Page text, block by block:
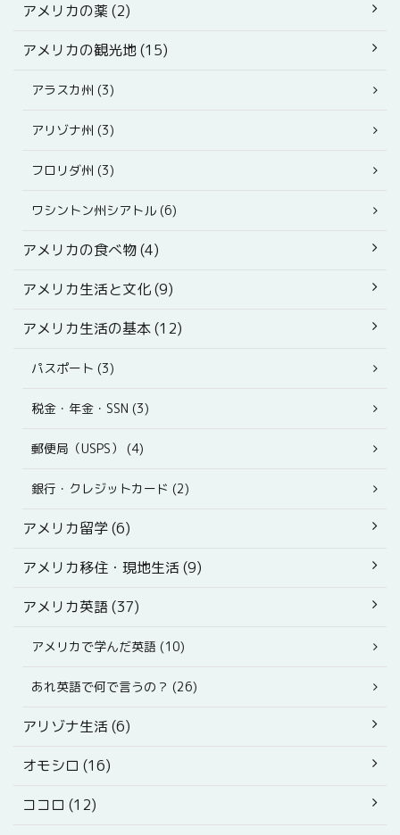
アメリカの薬 (2)
アメリカの観光地 (15)
アラスカ州 (3)
アリゾナ州 (3)
フロリダ州 (3)
ワシントン州シアトル (6)
アメリカの食べ物 (4)
アメリカ生活と文化 (9)
アメリカ生活の基本 (12)
パスポート (3)
税金・年金・SSN (3)
郵便局（USPS） (4)
銀行・クレジットカード (2)
アメリカ留学 (6)
アメリカ移住・現地生活 (9)
アメリカ英語 (37)
アメリカで学んだ英語 (10)
あれ英語で何で言うの？ (26)
アリゾナ生活 (6)
オモシロ (16)
ココロ (12)